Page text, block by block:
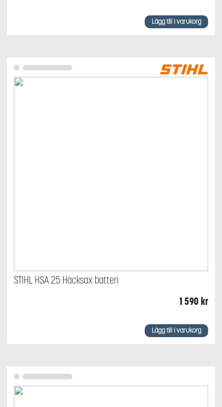
Lägg till i varukorg
STIHL HSA 25 Häcksax batteri
1 590 kr
Lägg till i varukorg